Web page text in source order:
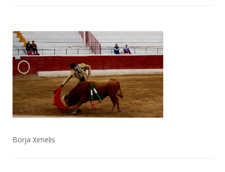
Borja Ximelis